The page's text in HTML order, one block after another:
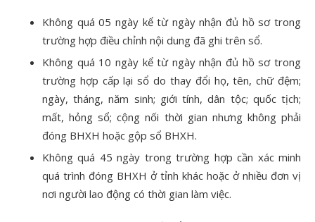
Không quá 05 ngày kể từ ngày nhận đủ hồ sơ trong
trường hợp điều chỉnh nội dung đã ghi trên sổ.
Không quá 10 ngày kể từ ngày nhận đủ hồ sơ trong
trường hợp cấp lại sổ do thay đổi họ, tên, chữ đệm;
ngày, tháng, năm sinh; giới tính, dân tộc; quốc tịch;
mất, hỏng sổ; cộng nối thời gian nhưng không phải
đóng BHXH hoặc gộp sổ BHXH.
Không quá 45 ngày trong trường hợp cần xác minh
quá trình đóng BHXH ở tỉnh khác hoặc ở nhiều đơn vị
nơi người lao động có thời gian làm việc.